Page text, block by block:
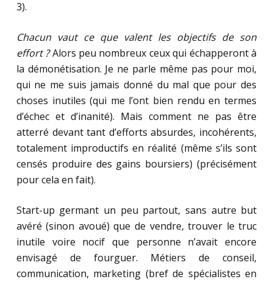
3).
Chacun vaut ce que valent les objectifs de son
effort ?Alors peu nombreux ceux qui échapperont à
la démonétisation. Je ne parle même pas pour moi,
qui ne me suis jamais donné du mal que pour des
choses inutiles (qui me l’ont bien rendu en termes
d’échec et d’inanité). Mais comment ne pas être
atterré devant tant d’efforts absurdes, incohérents,
totalement improductifs en réalité (même s’ils sont
censés produire des gains boursiers) (précisément
pour cela en fait).
Start-up germant un peu partout, sans autre but
avéré (sinon avoué) que de vendre, trouver le truc
inutile voire nocif que personne n’avait encore
envisagé de fourguer. Métiers de conseil,
communication, marketing (bref de spécialistes en